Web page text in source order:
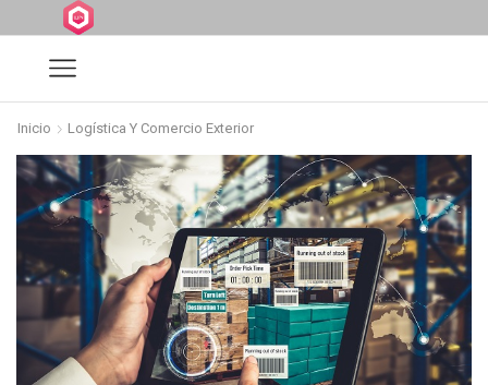
Inicio Logística Y Comercio Exterior